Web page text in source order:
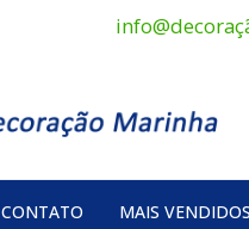
CONTATO MAIS VENDIDOS